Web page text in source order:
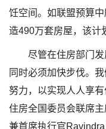
饪空间。如联盟预算
造490万套房屋，该计
尽管在住房部门
同时必须加快步伐。
努力，以实现人人享
住房全国委员会联席
兼首席执行官Ravindra